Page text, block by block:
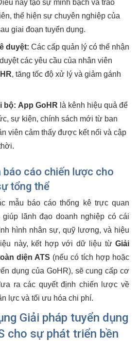
này tạo sự minh bạch và trao
thể hiện sự chuyên nghiệp của
giai đoạn tuyển dụng.
duyệt: Các cấp quản lý có thể nhận
các yêu cầu của nhân viên
, tăng tốc độ xử lý và giảm gánh
bộ: App GoHR là kênh hiệu quả để
sự kiện, chính sách mới từ ban
viên cảm thấy được kết nối và cập
báo cáo chiến lược cho
tổng thể
mẫu báo cáo thống kê trực quan
lãnh đạo doanh nghiệp có cái
hình nhân sự, quỹ lương, và hiệu
này, kết hợp với dữ liệu từ Giải
diện ATS (nếu có tích hợp hoặc
dụng của GoHR), sẽ cung cấp cơ
ra các quyết định chiến lược về
lực và tối ưu hóa chi phí.
Giải pháp tuyển dụng
cho sự phát triển bền